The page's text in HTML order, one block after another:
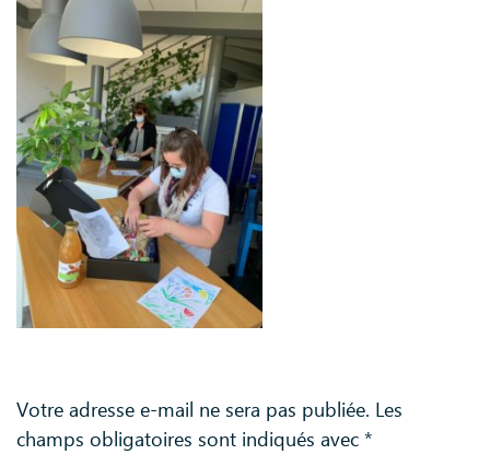
Votre adresse e-mail ne sera pas publiée. Les
champs obligatoires sont indiqués avec *